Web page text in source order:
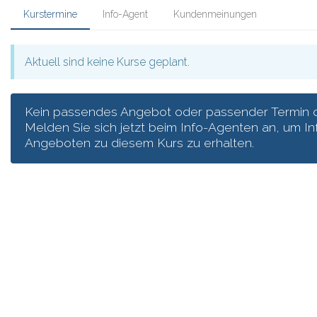
Kurstermine Info-Agent Kundenmeinungen
Aktuell sind keine Kurse geplant.
Kein passendes Angebot oder passender Termin
Melden Sie sich jetzt beim Info-Agenten an, um
Angeboten zu diesem Kurs zu erhalten.